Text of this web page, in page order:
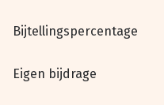
Bijtellingspercentage
Eigen bijdrage